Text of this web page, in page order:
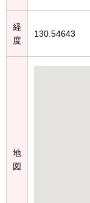
経
度
130.54643
地
図